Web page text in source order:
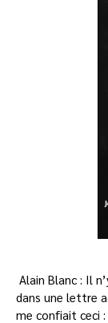
Alain Blanc : Il
dans une lettre
me confiait ceci :